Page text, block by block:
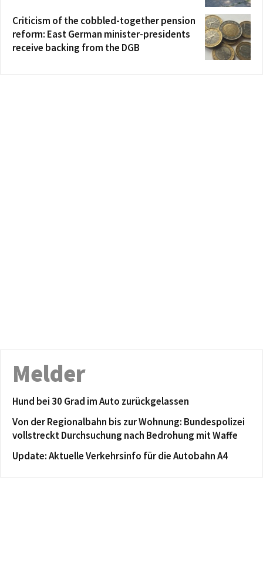
Criticism of the cobbled-together pension
reform: East German minister-presidents
receive backing from the DGB
Melder
Hund bei 30 Grad im Auto zurückgelassen
Von der Regionalbahn bis zur Wohnung: Bundespolizei
vollstreckt Durchsuchung nach Bedrohung mit Waffe
Update: Aktuelle Verkehrsinfo für die Autobahn A4